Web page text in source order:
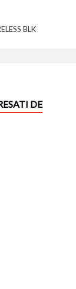
BLK
DE